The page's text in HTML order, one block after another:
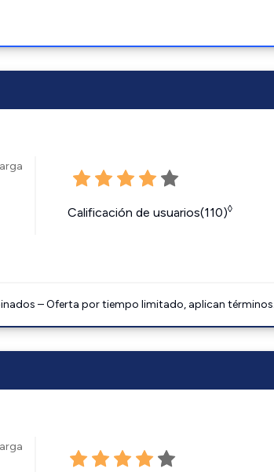
Calificación de usuarios(110)◊
– Oferta por tiempo limitado, aplican términos.